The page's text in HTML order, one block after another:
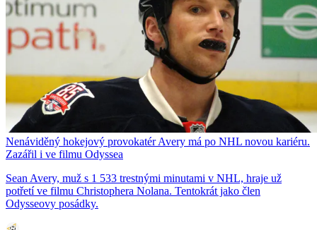
Nenáviděný hokejový provokatér Avery má po NHL novou kariéru.
Zazářil i ve filmu Odyssea
Sean Avery, muž s 1 533 trestnými minutami v NHL, hraje už
potřetí ve filmu Christophera Nolana. Tentokrát jako člen
Odysseovy posádky.